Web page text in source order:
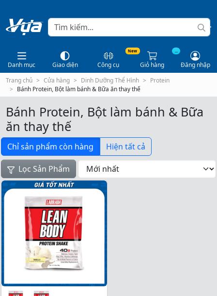
Danh mục Giao diện
New
Công cụ
...
Giỏ hàng
Đăng nhập
Trang chủ
Cửa hàng Dinh Dưỡng Thể Hình
Protein
Bánh Protein, Bột làm bánh & Bữa ăn thay thế
Bánh Protein, Bột làm bánh & Bữa
ăn thay thế
Chỉ sản phẩm còn hàng Hiện tất cả
Lọc Sản Phẩm